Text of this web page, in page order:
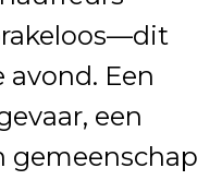
avond. Een
een
gemeenschap